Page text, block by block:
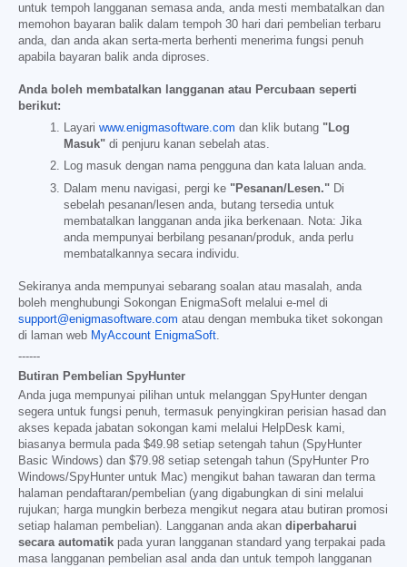
untuk tempoh langganan semasa anda, anda mesti membatalkan dan
memohon bayaran balik dalam tempoh 30 hari dari pembelian terbaru
anda, dan anda akan serta-merta berhenti menerima fungsi penuh
apabila bayaran balik anda diproses.
Anda boleh membatalkan langganan atau Percubaan seperti
berikut:
Layari www.enigmasoftware.com dan klik butang "Log
Masuk" di penjuru kanan sebelah atas.
Log masuk dengan nama pengguna dan kata laluan anda.
Dalam menu navigasi, pergi ke "Pesanan/Lesen." Di
sebelah pesanan/lesen anda, butang tersedia untuk
membatalkan langganan anda jika berkenaan. Nota: Jika
anda mempunyai berbilang pesanan/produk, anda perlu
membatalkannya secara individu.
Sekiranya anda mempunyai sebarang soalan atau masalah, anda
boleh menghubungi Sokongan EnigmaSoft melalui e-mel di
support@enigmasoftware.com atau dengan membuka tiket sokongan
di laman web MyAccount EnigmaSoft
------
Butiran Pembelian SpyHunter
Anda juga mempunyai pilihan untuk melanggan SpyHunter dengan
segera untuk fungsi penuh, termasuk penyingkiran perisian hasad dan
akses kepada jabatan sokongan kami melalui HelpDesk kami,
biasanya bermula pada $49.98 setiap setengah tahun (SpyHunter
Basic Windows) dan $79.98 setiap setengah tahun (SpyHunter Pro
Windows/SpyHunter untuk Mac) mengikut bahan tawaran dan terma
halaman pendaftaran/pembelian (yang digabungkan di sini melalui
rujukan; harga mungkin berbeza mengikut negara atau butiran promosi
setiap halaman pembelian). Langganan anda akan diperbaharui
secara automatik pada yuran langganan standard yang terpakai pada
masa langganan pembelian asal anda dan untuk tempoh langganan